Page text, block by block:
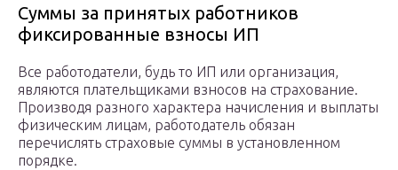
Суммы за принятых работников
фиксированные взносы ИП
Все работодатели, будь то ИП или организация,
являются плательщиками взносов на страхование.
Производя разного характера начисления и выплаты
физическим лицам, работодатель обязан
перечислять страховые суммы в установленном
порядке.